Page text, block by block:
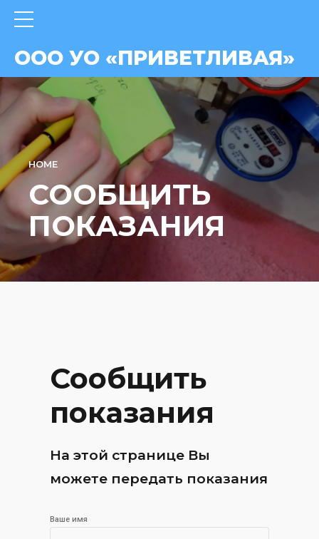
ООО УО «ПРИВЕТЛИВАЯ»
HOME
СООБЩИТЬ
ПОКАЗАНИЯ
Сообщить
показания
На этой странице Вы
можете передать показания
Ваше имя